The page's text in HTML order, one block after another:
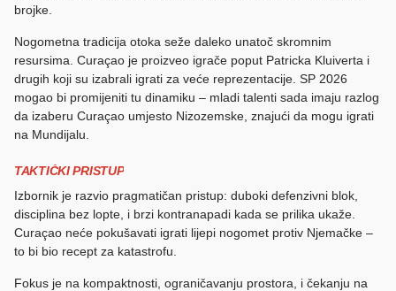
brojke.
Nogometna tradicija otoka seže daleko unatoč skromnim
resursima. Curaçao je proizveo igrače poput Patricka Kluiverta i
drugih koji su izabrali igrati za veće reprezentacije. SP 2026
mogao bi promijeniti tu dinamiku – mladi talenti sada imaju razlog
da izaberu Curaçao umjesto Nizozemske, znajući da mogu igrati
na Mundijalu.
TAKTIČKI PRISTUP
Izbornik je razvio pragmatičan pristup: duboki defenzivni blok,
disciplina bez lopte, i brzi kontranapadi kada se prilika ukaže.
Curaçao neće pokušavati igrati lijepi nogomet protiv Njemačke –
to bi bio recept za katastrofu.
Fokus je na kompaktnosti, ograničavanju prostora, i čekanju na